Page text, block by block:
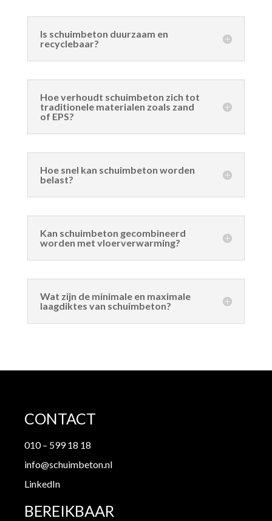
Is schuimbeton duurzaam en
recyclebaar?
Hoe verhoudt schuimbeton zich tot
traditionele materialen zoals zand
of EPS?
Hoe snel kan schuimbeton worden
belast?
Kan schuimbeton gecombineerd
worden met vloerverwarming?
Wat zijn de minimale en maximale
laagdiktes van schuimbeton?
CONTACT
010 – 599 18 18
info@schuimbeton.nl
LinkedIn
BEREIKBAAR